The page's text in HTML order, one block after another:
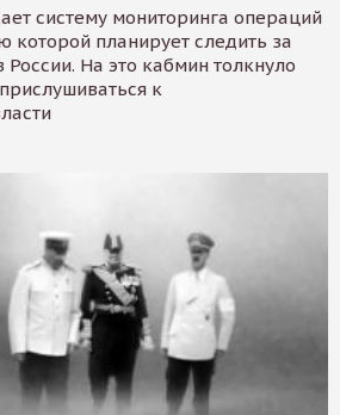
систему мониторинга операций
планирует следить за
России. На это кабмин толкнуло
к